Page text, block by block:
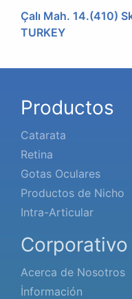
Çalı Mah. 14.(410)
TURKEY
Productos
Catarata
Retina
Gotas Oculares
Productos de Nicho
Intra-Articular
Corporativo
Acerca de Nosotros
İnformación